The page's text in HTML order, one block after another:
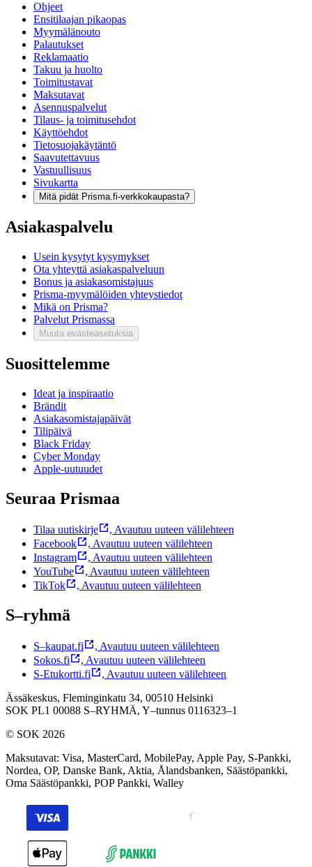
Ohjeet
Ensitilaajan pikaopas
Myymälänouto
Palautukset
Reklamaatio
Takuu ja huolto
Toimitustavat
Maksutavat
Asennuspalvelut
Tilaus- ja toimitusehdot
Käyttöehdot
Tietosuojakäytäntö
Saavutettavuus
Vastuullisuus
Sivukartta
Mitä pidät Prisma.fi-verkkokaupasta?
Asiakaspalvelu
Usein kysytyt kysymykset
Ota yhteyttä asiakaspalveluun
Bonus ja asiakasomistajuus
Prisma-myymälöiden yhteystiedot
Mikä on Prisma?
Palvelut Prismassa
Muuta evästeasetuksia
Suosittelemme
Ideat ja inspiraatio
Brändit
Asiakasomistajapäivät
Tilipäivä
Black Friday
Cyber Monday
Apple-uutuudet
Seuraa Prismaa
Tilaa uutiskirje , Avautuu uuteen välilehteen
Facebook
, Avautuu uuteen välilehteen
Instagram
, Avautuu uuteen välilehteen
YouTube
, Avautuu uuteen välilehteen
TikTok
, Avautuu uuteen välilehteen
S–ryhmä
S–kaupat.fi , Avautuu uuteen välilehteen
Sokos.fi
, Avautuu uuteen välilehteen
S-Etukortti.fi
, Avautuu uuteen välilehteen
Ässäkeskus, Fleminginkatu 34, 00510 Helsinki
SOK PL1 00088 S–RYHMÄ, Y–tunnus 0116323–1
© SOK 2026
Maksutavat: Visa, MasterCard, MobilePay, Apple Pay, S-Pankki,
Nordea, OP, Danske Bank, Aktia, Ålandsbanken, Säästöpankki,
Oma Säästöpankki, POP Pankki, Walley